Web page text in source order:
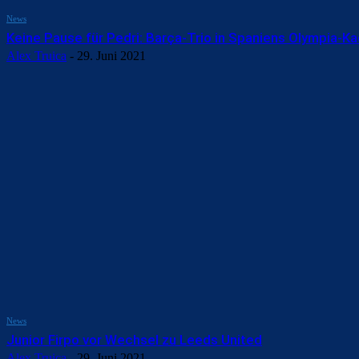
News
Keine Pause für Pedri: Barça-Trio in Spaniens Olympia-
Alex Truica - 29. Juni 2021
News
Junior Firpo vor Wechsel zu Leeds United